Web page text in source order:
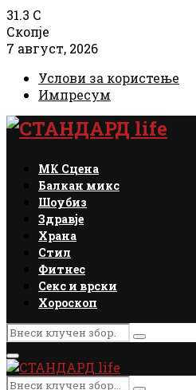
31.3 C
Скопје
7 август, 2026
Услови за користење
Импресум
Facebook
Instagram
Email
Rss
МК Сцена
Балкан микс
Шоубиз
Здравје
Храна
Стил
Фитнес
Секс и врски
Хороскоп
Search
for:
Search
Primary
Menu
Search